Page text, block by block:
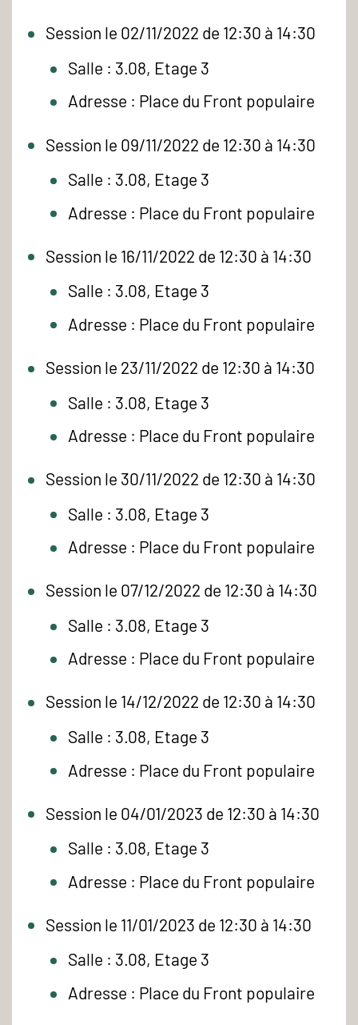
Session le 02/11/2022 de 12:30 à 14:30
Salle : 3.08, Etage 3
Adresse : Place du Front populaire
Session le 09/11/2022 de 12:30 à 14:30
Salle : 3.08, Etage 3
Adresse : Place du Front populaire
Session le 16/11/2022 de 12:30 à 14:30
Salle : 3.08, Etage 3
Adresse : Place du Front populaire
Session le 23/11/2022 de 12:30 à 14:30
Salle : 3.08, Etage 3
Adresse : Place du Front populaire
Session le 30/11/2022 de 12:30 à 14:30
Salle : 3.08, Etage 3
Adresse : Place du Front populaire
Session le 07/12/2022 de 12:30 à 14:30
Salle : 3.08, Etage 3
Adresse : Place du Front populaire
Session le 14/12/2022 de 12:30 à 14:30
Salle : 3.08, Etage 3
Adresse : Place du Front populaire
Session le 04/01/2023 de 12:30 à 14:30
Salle : 3.08, Etage 3
Adresse : Place du Front populaire
Session le 11/01/2023 de 12:30 à 14:30
Salle : 3.08, Etage 3
Adresse : Place du Front populaire